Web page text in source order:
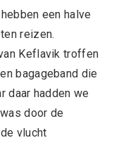
een halve
reizen.
Keflavik troffen
bagageband die
daar hadden we
door de
vlucht